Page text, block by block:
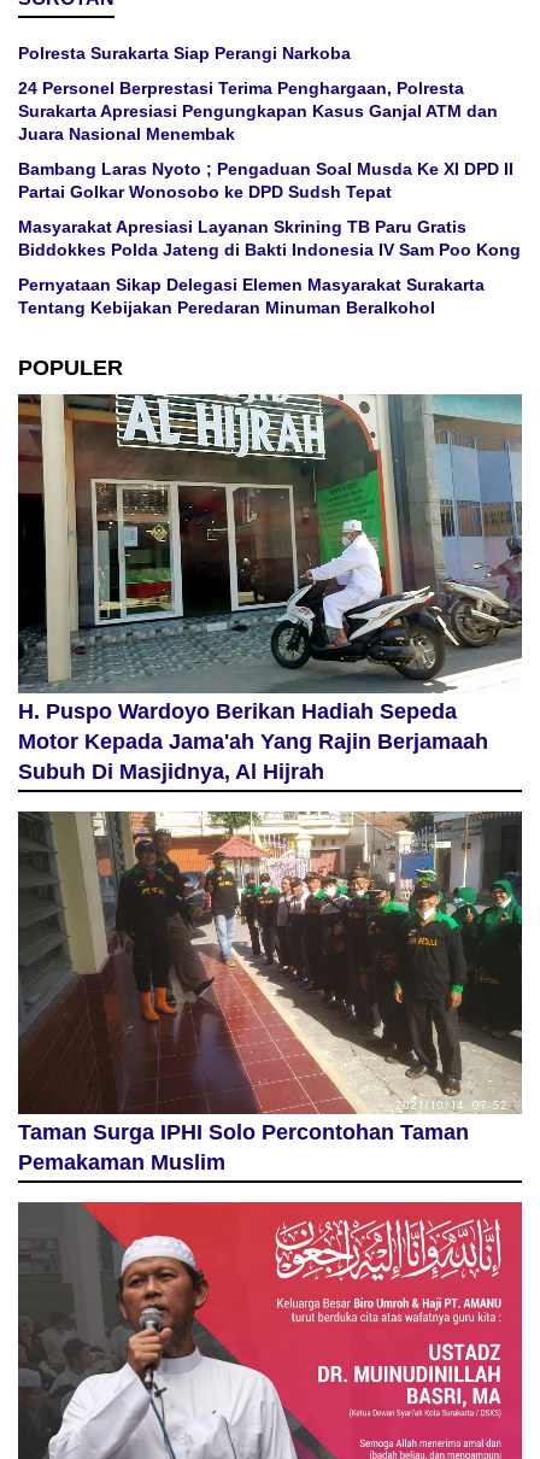
Polresta Surakarta Siap Perangi Narkoba
24 Personel Berprestasi Terima Penghargaan, Polresta
Surakarta Apresiasi Pengungkapan Kasus Ganjal ATM dan
Juara Nasional Menembak
Bambang Laras Nyoto ; Pengaduan Soal Musda Ke XI DPD II
Partai Golkar Wonosobo ke DPD Sudsh Tepat
Masyarakat Apresiasi Layanan Skrining TB Paru Gratis
Biddokkes Polda Jateng di Bakti Indonesia IV Sam Poo Kong
Pernyataan Sikap Delegasi Elemen Masyarakat Surakarta
Tentang Kebijakan Peredaran Minuman Beralkohol
POPULER
H. Puspo Wardoyo Berikan Hadiah Sepeda
Motor Kepada Jama'ah Yang Rajin Berjamaah
Subuh Di Masjidnya, Al Hijrah
Taman Surga IPHI Solo Percontohan Taman
Pemakaman Muslim